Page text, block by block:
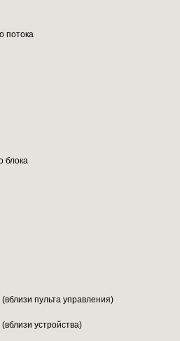
потока
блока
пульта управления)
устройства)